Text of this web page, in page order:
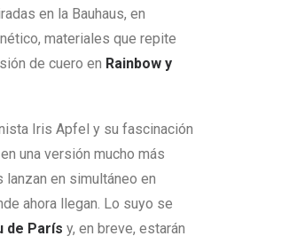
en la Bauhaus, en
materiales que repite
de cuero en Rainbow y
Iris Apfel y su fascinación
una versión mucho más
en simultáneo en
ahora llegan. Lo suyo se
de París y, en breve, estarán